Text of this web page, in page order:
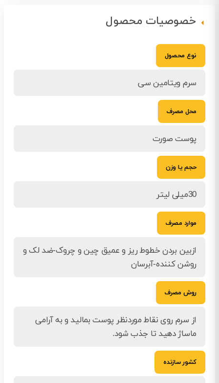
خصوصیات محصول
نوع محصول
سرم ویتامین سی
محل مصرف
پوست صورت
حجم یا وزن
30میلی لیتر
موارد مصرف
ازبین بردن خطوط ریز و عمیق چین و چروک-ضد لک و
روشن کننده-آبرسان
روش مصرف
از سرم روی نقاط موردنظر پوست بمالید و به آرامی
ماساژ دهید تا جذب شود.
کشور سازنده